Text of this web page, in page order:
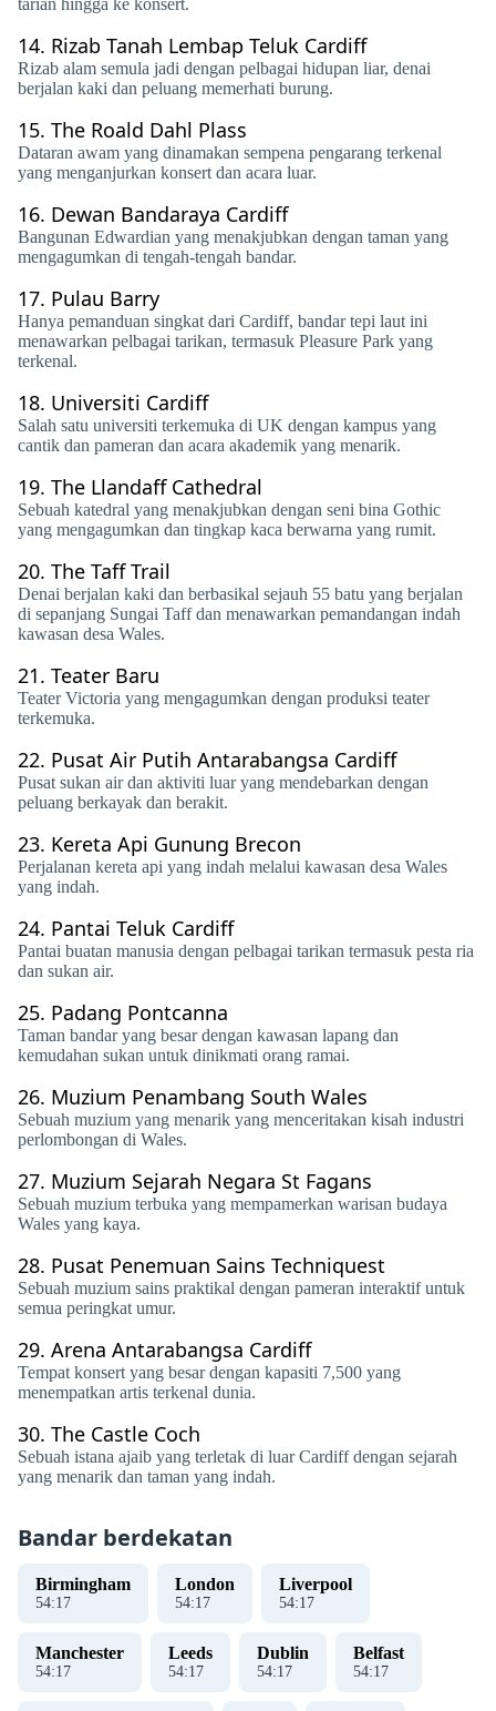
tarian hingga ke konsert.
14. Rizab Tanah Lembap Teluk Cardiff
Rizab alam semula jadi dengan pelbagai hidupan liar, denai
berjalan kaki dan peluang memerhati burung.
15. The Roald Dahl Plass
Dataran awam yang dinamakan sempena pengarang terkenal
yang menganjurkan konsert dan acara luar.
16. Dewan Bandaraya Cardiff
Bangunan Edwardian yang menakjubkan dengan taman yang
mengagumkan di tengah-tengah bandar.
17. Pulau Barry
Hanya pemanduan singkat dari Cardiff, bandar tepi laut ini
menawarkan pelbagai tarikan, termasuk Pleasure Park yang
terkenal.
18. Universiti Cardiff
Salah satu universiti terkemuka di UK dengan kampus yang
cantik dan pameran dan acara akademik yang menarik.
19. The Llandaff Cathedral
Sebuah katedral yang menakjubkan dengan seni bina Gothic
yang mengagumkan dan tingkap kaca berwarna yang rumit.
20. The Taff Trail
Denai berjalan kaki dan berbasikal sejauh 55 batu yang berjalan
di sepanjang Sungai Taff dan menawarkan pemandangan indah
kawasan desa Wales.
21. Teater Baru
Teater Victoria yang mengagumkan dengan produksi teater
terkemuka.
22. Pusat Air Putih Antarabangsa Cardiff
Pusat sukan air dan aktiviti luar yang mendebarkan dengan
peluang berkayak dan berakit.
23. Kereta Api Gunung Brecon
Perjalanan kereta api yang indah melalui kawasan desa Wales
yang indah.
24. Pantai Teluk Cardiff
Pantai buatan manusia dengan pelbagai tarikan termasuk pesta ria
dan sukan air.
25. Padang Pontcanna
Taman bandar yang besar dengan kawasan lapang dan
kemudahan sukan untuk dinikmati orang ramai.
26. Muzium Penambang South Wales
Sebuah muzium yang menarik yang menceritakan kisah industri
perlombongan di Wales.
27. Muzium Sejarah Negara St Fagans
Sebuah muzium terbuka yang mempamerkan warisan budaya
Wales yang kaya.
28. Pusat Penemuan Sains Techniquest
Sebuah muzium sains praktikal dengan pameran interaktif untuk
semua peringkat umur.
29. Arena Antarabangsa Cardiff
Tempat konsert yang besar dengan kapasiti 7,500 yang
menempatkan artis terkenal dunia.
30. The Castle Coch
Sebuah istana ajaib yang terletak di luar Cardiff dengan sejarah
yang menarik dan taman yang indah.
Bandar berdekatan
Birmingham
54:18
London
54:18
Liverpool
54:18
Manchester
54:18
Leeds
54:18
Dublin
54:18
Belfast
54:18